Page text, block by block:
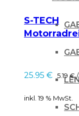
S-TECH
Nachfüll
25.95 € 5.19 €/
inkl. 19 % MwSt.